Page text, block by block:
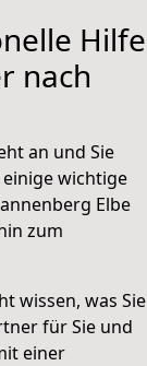
Hilfe
nach
an und Sie
einige wichtige
Elbe
zum
wissen, was Sie
für Sie und
einer